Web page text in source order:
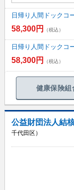
日帰り人間ドックコ
58,300円 （税込）
日帰り人間ドックコ
58,300円 （税込）
健康保険組
公益財団法人結
千代田区）